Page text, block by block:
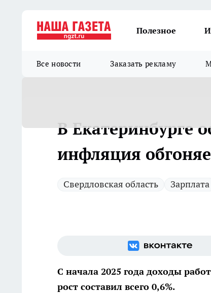
Полезное
Все новости Заказать рекламу
В Екатеринбурге
инфляция
Свердловская область Зарплата
С начала 2025 года доходы
рост составил всего 0,6%.